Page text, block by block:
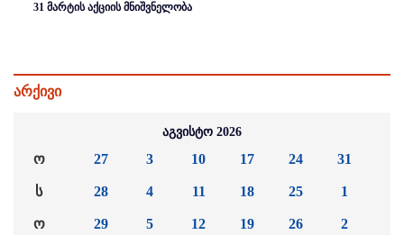
31 მარტის აქციის მნიშვნელობა
არქივი
აგვისტო 2026
ო
ს
ო
27
28
29
3
4
5
10
11
12
17
18
19
24
25
26
31
1
2